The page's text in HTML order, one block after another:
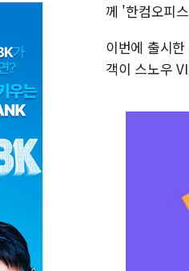
께 '한컴오피
이번에 출시
객이 스노우